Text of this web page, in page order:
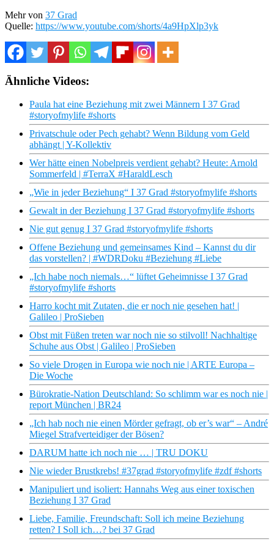
Mehr von 37 Grad
Quelle: https://www.youtube.com/shorts/4a9HpXlp3yk
Ähnliche Videos:
Paula hat eine Beziehung mit zwei Männern I 37 Grad
#storyofmylife #shorts
Privatschule oder Pech gehabt? Wenn Bildung vom Geld
abhängt | Y-Kollektiv
Wer hätte einen Nobelpreis verdient gehabt? Heute: Arnold
Sommerfeld | #TerraX #HaraldLesch
„Wie in jeder Beziehung“ I 37 Grad #storyofmylife #shorts
Gewalt in der Beziehung I 37 Grad #storyofmylife #shorts
Nie gut genug I 37 Grad #storyofmylife #shorts
Offene Beziehung und gemeinsames Kind – Kannst du dir
das vorstellen? | #WDRDoku #Beziehung #Liebe
„Ich habe noch niemals…“ lüftet Geheimnisse I 37 Grad
#storyofmylife #shorts
Harro kocht mit Zutaten, die er noch nie gesehen hat! |
Galileo | ProSieben
Obst mit Füßen treten war noch nie so stilvoll! Nachhaltige
Schuhe aus Obst | Galileo | ProSieben
So viele Drogen in Europa wie noch nie | ARTE Europa –
Die Woche
Bürokratie-Nation Deutschland: So schlimm war es noch nie |
report München | BR24
„Ich hab noch nie einen Mörder gefragt, ob er’s war“ – André
Miegel Strafverteidiger der Bösen?
DARUM hatte ich noch nie … | TRU DOKU
Nie wieder Brustkrebs! #37grad #storyofmylife #zdf #shorts
Manipuliert und isoliert: Hannahs Weg aus einer toxischen
Beziehung I 37 Grad
Liebe, Familie, Freundschaft: Soll ich meine Beziehung
retten? I Soll ich…? bei 37 Grad